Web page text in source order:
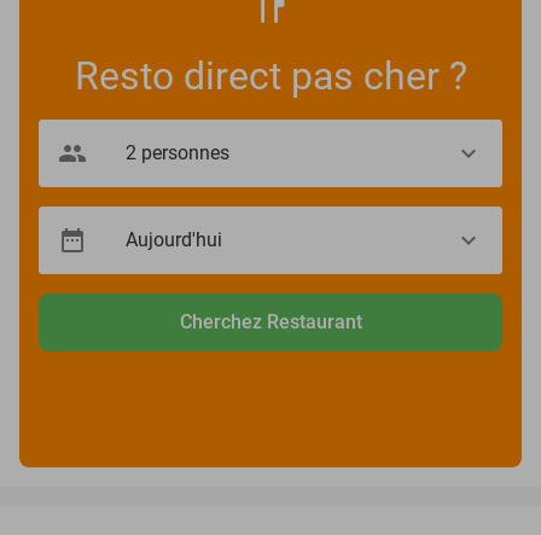
Resto direct pas cher ?
Cherchez Restaurant